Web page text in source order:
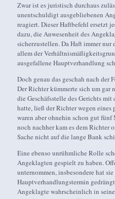
Zwar ist es juristisch durchaus
unentschuldigt ausgebliebenen
reagiert. Dieser Haftbefehl ersetzt
dazu, die Anwesenheit des
sicherzustellen. Da Haft immer
allem der
ausgefallene Hauptverhandlung
Doch genau das geschah nach der
Der Richter kümmerte sich um gar
die Geschäfsstelle des Gerichts
hatte, ließ der Richter wegen eines
waren aber ohnehin schon gut
noch nachher kam es dem Richter
Sache nicht auf die lange Bank
Eine ebenso unrühmliche Rolle
Angeklagten gespielt zu haben.
unternommen, insbesondere hat
Hauptverhandlungstermin
Angeklagte wahrscheinlich in